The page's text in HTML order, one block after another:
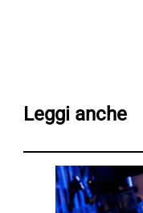
Leggi anche